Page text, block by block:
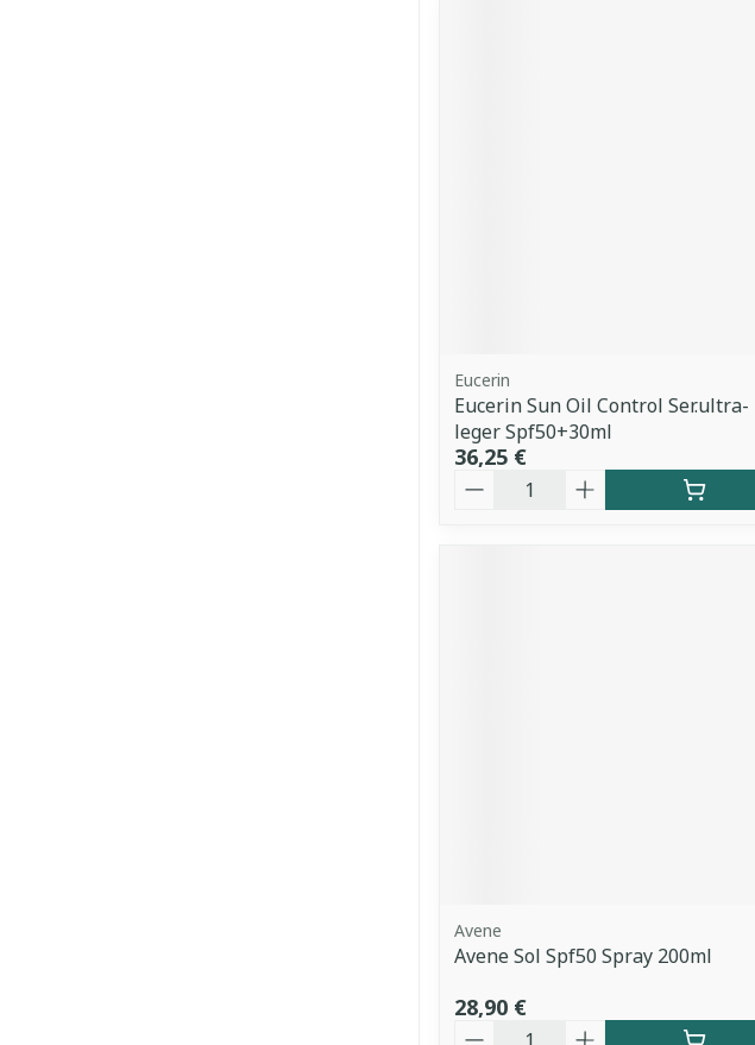
Eucerin
Eucerin Sun Oil Control Ser.ultra-
leger Spf50+30ml
36,25 €
Quantité
Avene
Avene Sol Spf50 Spray 200ml
28,90 €
Quantité